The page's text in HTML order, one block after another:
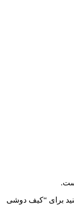
برای “کیف دوشی